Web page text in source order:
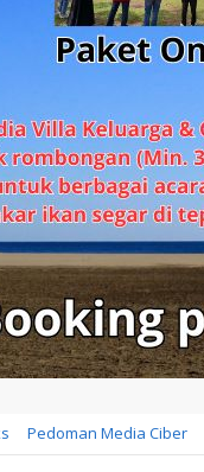
Pedoman Media Ciber